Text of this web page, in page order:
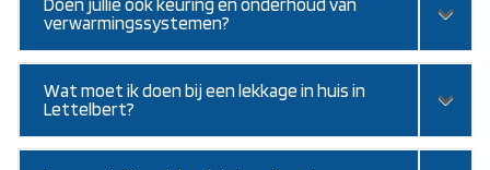
verwarmingssystemen?
Wat moet ik doen bij een lekkage in huis in
Lettelbert?